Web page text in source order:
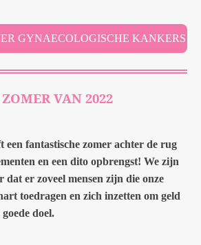
GYNAECOLOGISCHE KANKERS
VAN 2022
een fantastische zomer achter de rug
en een dito opbrengst! We zijn
er zoveel mensen zijn die onze
toedragen en zich inzetten om geld
doel.